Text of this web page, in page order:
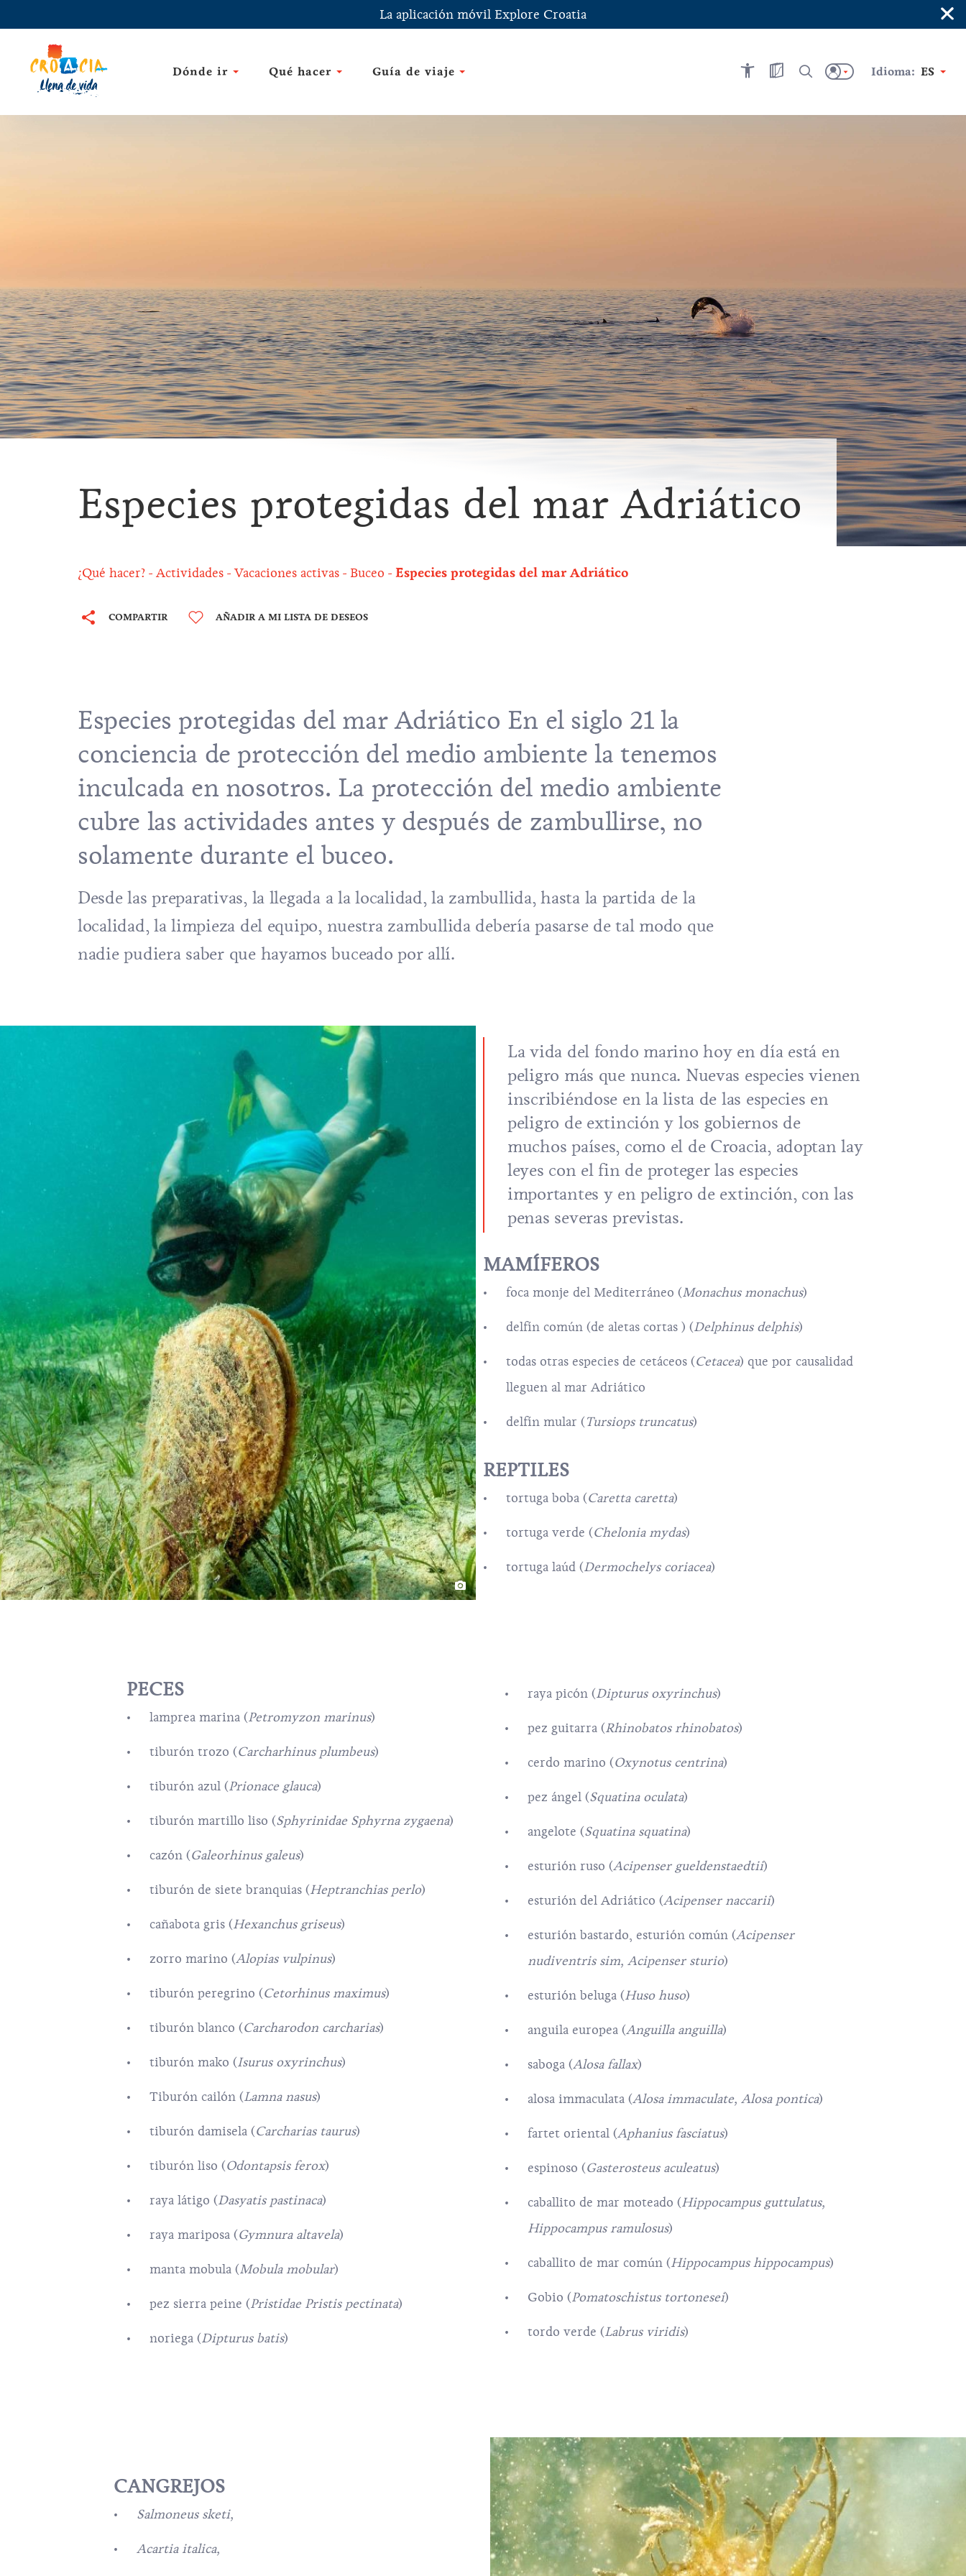
La aplicación móvil Explore Croatia ×
Dónde ir Qué hacer Guía de viaje Idioma: ES
Especies protegidas del mar Adriático
¿Qué hacer? Actividades Vacaciones activas Buceo Especies protegidas del mar Adriático
COMPARTIR AÑADIR A MI LISTA DE DESEOS
Especies protegidas del mar Adriático En el siglo 21 la
conciencia de protección del medio ambiente la tenemos
inculcada en nosotros. La protección del medio ambiente
cubre las actividades antes y después de zambullirse, no
solamente durante el buceo.
Desde las preparativas, la llegada a la localidad, la zambullida, hasta la partida de la
localidad, la limpieza del equipo, nuestra zambullida debería pasarse de tal modo que
nadie pudiera saber que hayamos buceado por allí.
La vida del fondo marino hoy en día está en
peligro más que nunca. Nuevas especies vienen
inscribiéndose en la lista de las especies en
peligro de extinción y los gobiernos de
muchos países, como el de Croacia, adoptan lay
leyes con el fin de proteger las especies
importantes y en peligro de extinción, con las
penas severas previstas.
MAMÍFEROS
foca monje del Mediterráneo (Monachus monachus)
delfín común (de aletas cortas ) (Delphinus delphis)
todas otras especies de cetáceos (Cetacea) que por causalidad
lleguen al mar Adriático
delfín mular (Tursiops truncatus)
REPTILES
tortuga boba (Caretta caretta)
tortuga verde (Chelonia mydas)
tortuga laúd (Dermochelys coriacea)
PECES
lamprea marina (Petromyzon marinus)
tiburón trozo (Carcharhinus plumbeus)
tiburón azul (Prionace glauca)
tiburón martillo liso (Sphyrinidae Sphyrna zygaena)
cazón (Galeorhinus galeus)
tiburón de siete branquias (Heptranchias perlo)
cañabota gris (Hexanchus griseus)
zorro marino (Alopias vulpinus)
tiburón peregrino (Cetorhinus maximus)
tiburón blanco (Carcharodon carcharias)
tiburón mako (Isurus oxyrinchus)
Tiburón cailón (Lamna nasus)
tiburón damisela​ (Carcharias taurus)
tiburón liso (Odontapsis ferox)
raya látigo (Dasyatis pastinaca)
raya mariposa (Gymnura altavela)
manta mobula (Mobula mobular)
pez sierra peine (Pristidae Pristis pectinata)
noriega (Dipturus batis)
raya picón (Dipturus oxyrinchus)
pez guitarra (Rhinobatos rhinobatos)
cerdo marino (Oxynotus centrina)
pez ángel (Squatina oculata)
angelote (Squatina squatina)
esturión ruso (Acipenser gueldenstaedtii)
esturión del Adriático (Acipenser naccarii)
esturión bastardo, esturión común (Acipenser
nudiventris sim, Acipenser sturio)
esturión beluga (Huso huso)
anguila europea (Anguilla anguilla)
saboga (Alosa fallax)
alosa immaculata (Alosa immaculate, Alosa pontica)
fartet oriental (Aphanius fasciatus)
espinoso (Gasterosteus aculeatus)
caballito de mar moteado (Hippocampus guttulatus,
Hippocampus ramulosus)
caballito de mar común (Hippocampus hippocampus)
Gobio (Pomatoschistus tortonesei)
tordo verde (Labrus viridis)
CANGREJOS
Salmoneus sketi,
Acartia italica,